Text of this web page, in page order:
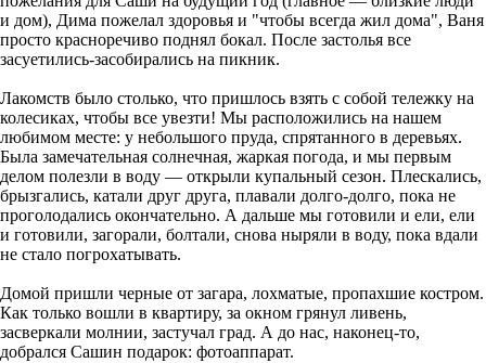
и дом), Дима пожелал здоровья и "чтобы всегда жил дома", Ваня
просто красноречиво поднял бокал. После застолья все
засуетились-засобирались на пикник.
Лакомств было столько, что пришлось взять с собой тележку на
колесиках, чтобы все увезти! Мы расположились на нашем
любимом месте: у небольшого пруда, спрятанного в деревьях.
Была замечательная солнечная, жаркая погода, и мы первым
делом полезли в воду — открыли купальный сезон. Плескались,
брызгались, катали друг друга, плавали долго-долго, пока не
проголодались окончательно. А дальше мы готовили и ели, ели
и готовили, загорали, болтали, снова ныряли в воду, пока вдали
не стало погрохатывать.
Домой пришли черные от загара, лохматые, пропахшие костром.
Как только вошли в квартиру, за окном грянул ливень,
засверкали молнии, застучал град. А до нас, наконец-то,
добрался Сашин подарок: фотоаппарат.